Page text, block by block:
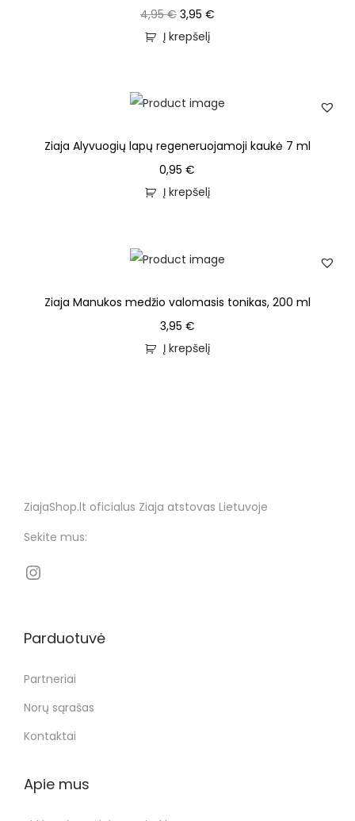
4,95€ 3,95 €
Į krepšelį
Ziaja Alyvuogių lapų regeneruojamoji kaukė 7 ml
0,95€
Į krepšelį
Ziaja Manukos medžio valomasis tonikas, 200 ml
3,95 €
Į krepšelį
ZiajaShop.lt oficialus Ziaja atstovas Lietuvoje
Sekite mus:
Parduotuvė
Partneriai
Norų sąrašas
Kontaktai
Apie mus